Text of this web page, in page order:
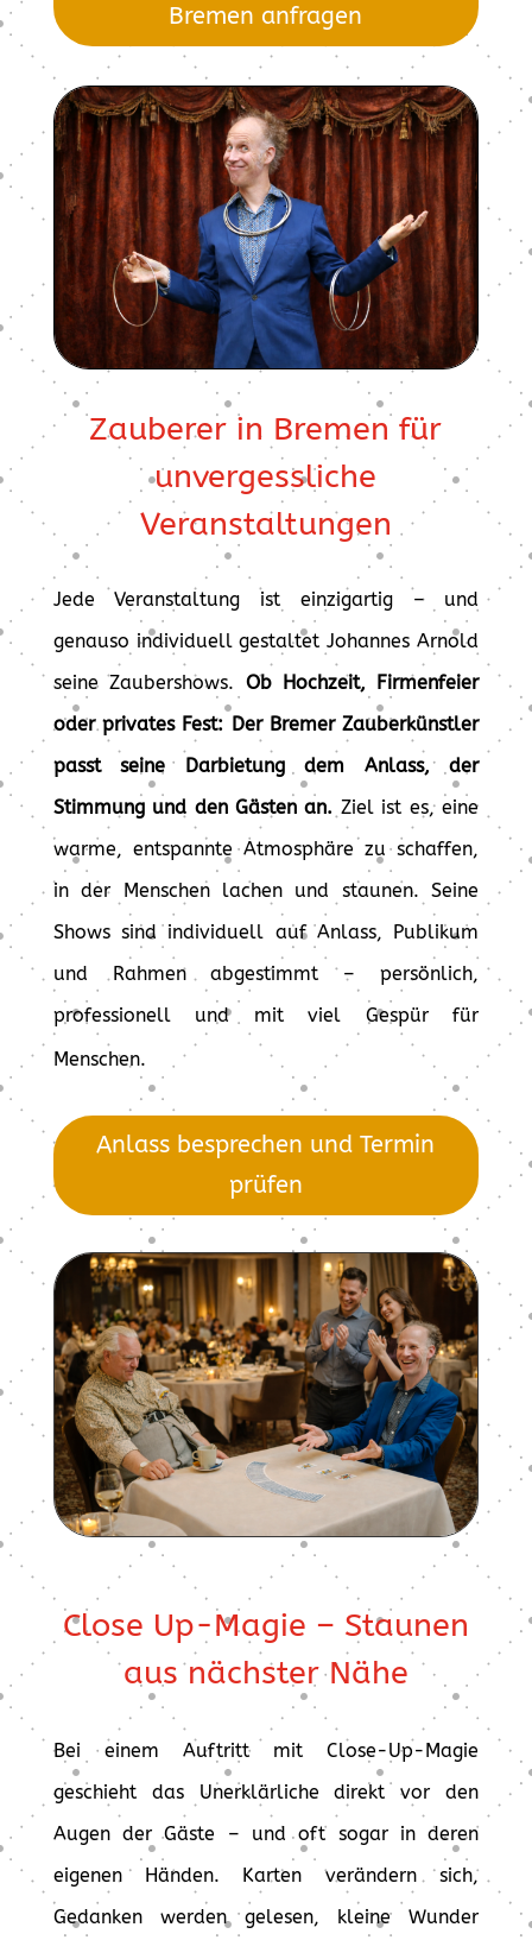
Bremen anfragen
Zauberer in Bremen für
unvergessliche
Veranstaltungen
Jede Veranstaltung ist einzigartig – und
genauso individuell gestaltet Johannes Arnold
seine Zaubershows. Ob Hochzeit, Firmenfeier
oder privates Fest: Der Bremer Zauberkünstler
passt seine Darbietung dem Anlass, der
Stimmung und den Gästen an. Ziel ist es, eine
warme, entspannte Atmosphäre zu schaffen,
in der Menschen lachen und staunen. Seine
Shows sind individuell auf Anlass, Publikum
und Rahmen abgestimmt – persönlich,
professionell und mit viel Gespür für
Menschen.
Anlass besprechen und Termin
prüfen
Close Up-Magie – Staunen
aus nächster Nähe
Bei einem Auftritt mit Close-Up-Magie
geschieht das Unerklärliche direkt vor den
Augen der Gäste – und oft sogar in deren
eigenen Händen. Karten verändern sich,
Gedanken werden gelesen, kleine Wunder